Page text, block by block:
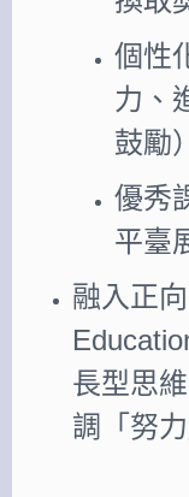
個性
力、
鼓勵）
優秀
平臺
融入正
長型思
調「努